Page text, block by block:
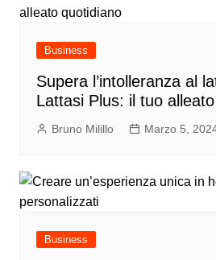
Business
Supera l’intolleranza al
Lattasi Plus: il tuo
Bruno Milillo Marzo 5,
Business